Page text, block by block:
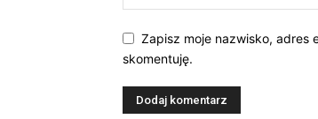
Zapisz moje nazwisko, adres
skomentuję.